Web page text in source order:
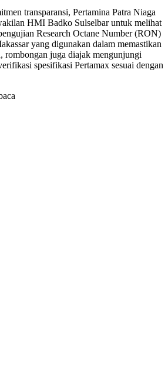
transparansi, Pertamina Patra Niaga
HMI Badko Sulselbar untuk melihat
Research Octane Number (RON)
yang digunakan dalam memastikan
juga diajak mengunjungi
spesifikasi Pertamax sesuai dengan